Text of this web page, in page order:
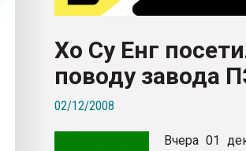
Материал поверхности пуансона для
вакуумного формования
Хо Су Енг
поводу завода
02/12/2008
Вчера 01